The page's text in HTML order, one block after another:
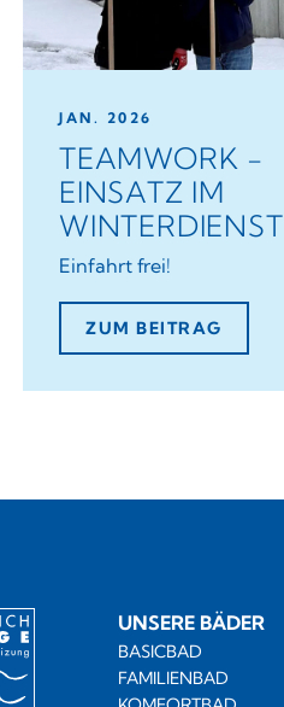
JAN. 2026
TEAMWORK -
EINSATZ IM
WINTERDIENST
Einfahrt frei!
ZUM BEITRAG
UNSERE BÄDER
BASICBAD
FAMILIENBAD